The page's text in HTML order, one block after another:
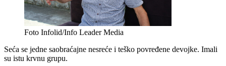
Foto Infolid/Info Leader Media
Seća se jedne saobraćajne nesreće i teško povređene devojke. Imali
su istu krvnu grupu.